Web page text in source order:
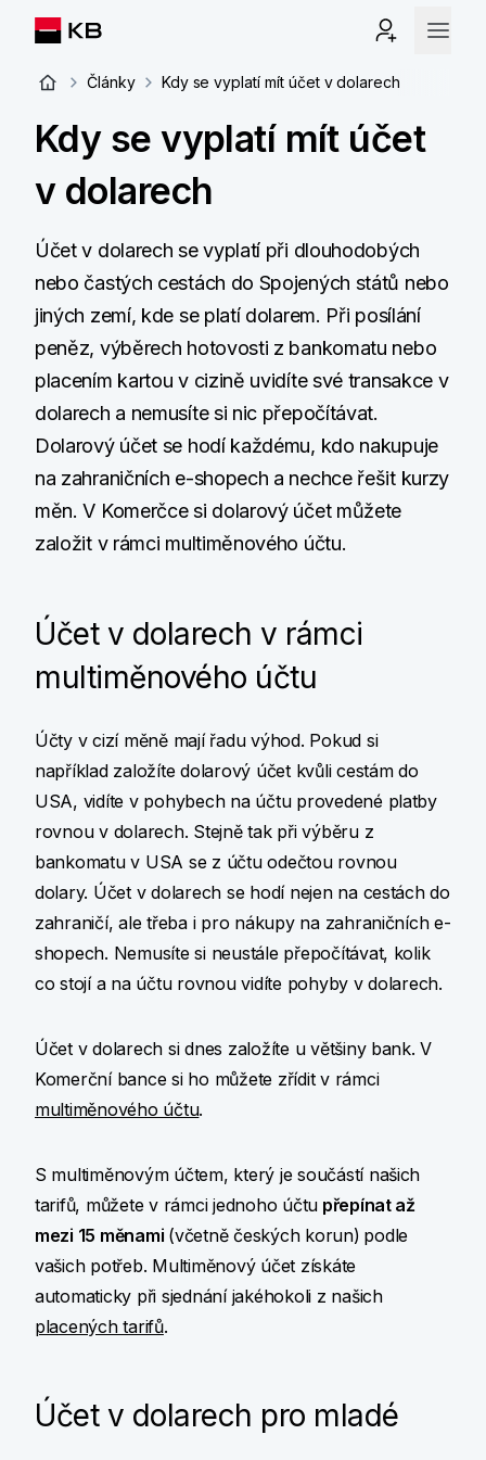
Články Kdy se vyplatí mít účet v dolarech
Kdy se vyplatí mít účet
v dolarech
Účet v dolarech se vyplatí při dlouhodobých
nebo častých cestách do Spojených států nebo
jiných zemí, kde se platí dolarem. Při posílání
peněz, výběrech hotovosti z bankomatu nebo
placením kartou v cizině uvidíte své transakce v
dolarech a nemusíte si nic přepočítávat.
Dolarový účet se hodí každému, kdo nakupuje
na zahraničních e-shopech a nechce řešit kurzy
měn. V Komerčce si dolarový účet můžete
založit v rámci multiměnového účtu.
Účet v dolarech v rámci
multiměnového účtu
Účty v cizí měně mají řadu výhod. Pokud si
například založíte dolarový účet kvůli cestám do
USA, vidíte v pohybech na účtu provedené platby
rovnou v dolarech. Stejně tak při výběru z
bankomatu v USA se z účtu odečtou rovnou
dolary. Účet v dolarech se hodí nejen na cestách do
zahraničí, ale třeba i pro nákupy na zahraničních e-
shopech. Nemusíte si neustále přepočítávat, kolik
co stojí a na účtu rovnou vidíte pohyby v dolarech.
Účet v dolarech si dnes založíte u většiny bank. V
Komerční bance si ho můžete zřídit v rámci
multiměnového účtu.
S multiměnovým účtem, který je součástí našich
tarifů, můžete v rámci jednoho účtu přepínat až
mezi 15 měnami (včetně českých korun) podle
vašich potřeb. Multiměnový účet získáte
automaticky při sjednání jakéhokoli z našich
placených tarifů.
Účet v dolarech pro mladé